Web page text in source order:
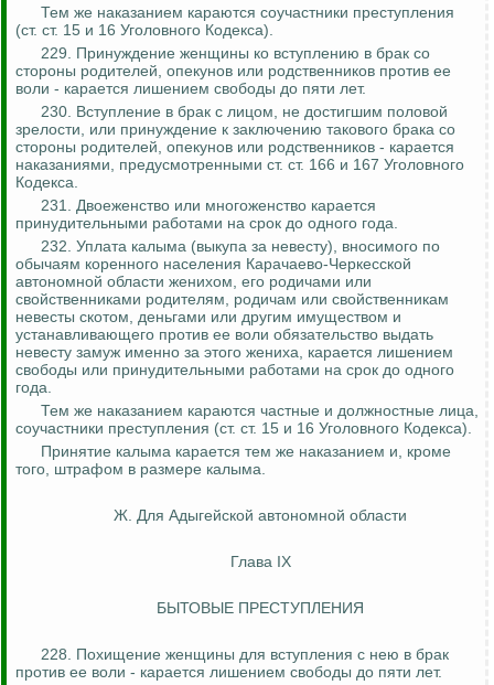
Тем же наказанием караются соучастники преступления
(ст. ст. 15 и 16 Уголовного Кодекса).
229. Принуждение женщины ко вступлению в брак со
стороны родителей, опекунов или родственников против ее
воли - карается лишением свободы до пяти лет.
230. Вступление в брак с лицом, не достигшим половой
зрелости, или принуждение к заключению такового брака со
стороны родителей, опекунов или родственников - карается
наказаниями, предусмотренными ст. ст. 166 и 167 Уголовного
Кодекса.
231. Двоеженство или многоженство карается
принудительными работами на срок до одного года.
232. Уплата калыма (выкупа за невесту), вносимого по
обычаям коренного населения Карачаево-Черкесской
автономной области женихом, его родичами или
свойственниками родителям, родичам или свойственникам
невесты скотом, деньгами или другим имуществом и
устанавливающего против ее воли обязательство выдать
невесту замуж именно за этого жениха, карается лишением
свободы или принудительными работами на срок до одного
года.
Тем же наказанием караются частные и должностные лица,
соучастники преступления (ст. ст. 15 и 16 Уголовного Кодекса).
Принятие калыма карается тем же наказанием и, кроме
того, штрафом в размере калыма.
Ж. Для Адыгейской автономной области
Глава IX
БЫТОВЫЕ ПРЕСТУПЛЕНИЯ
228. Похищение женщины для вступления с нею в брак
против ее воли - карается лишением свободы до пяти лет.